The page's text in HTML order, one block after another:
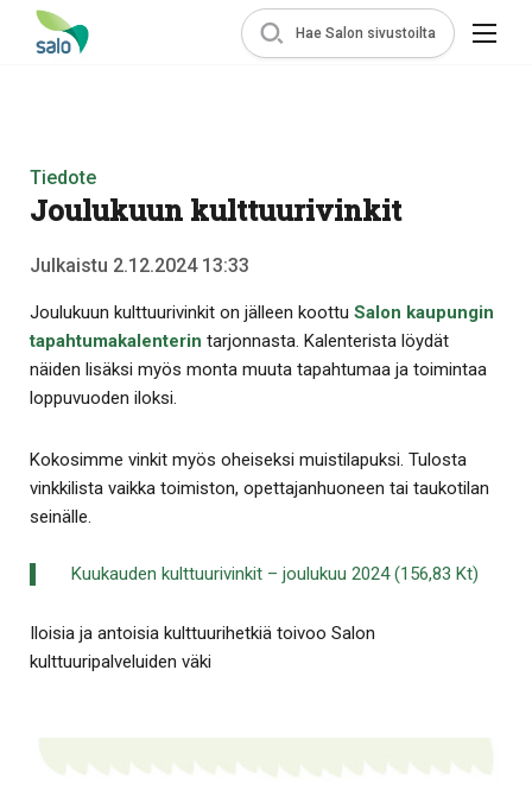
Hae Salon sivustoilta
Tiedote
Joulukuun kulttuurivinkit
Julkaistu 2.12.2024 13:33
Joulukuun kulttuurivinkit on jälleen koottu Salon kaupungin
tapahtumakalenterin tarjonnasta. Kalenterista löydät
näiden lisäksi myös monta muuta tapahtumaa ja toimintaa
loppuvuoden iloksi.
Kokosimme vinkit myös oheiseksi muistilapuksi. Tulosta
vinkkilista vaikka toimiston, opettajanhuoneen tai taukotilan
seinälle.
Kuukauden kulttuurivinkit – joulukuu 2024 (156,83 Kt)
Iloisia ja antoisia kulttuurihetkiä toivoo Salon
kulttuuripalveluiden väki